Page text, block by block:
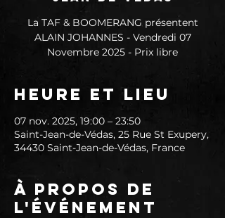
La TAF & BOOMERANG présentent
ALAIN JOHANNES - Vendredi 07
Novembre 2025 - Prix libre
Heure et lieu
07 nov. 2025, 19:00 – 23:50
Saint-Jean-de-Védas, 25 Rue St Exupery,
34430 Saint-Jean-de-Védas, France
À propos de
l'événement